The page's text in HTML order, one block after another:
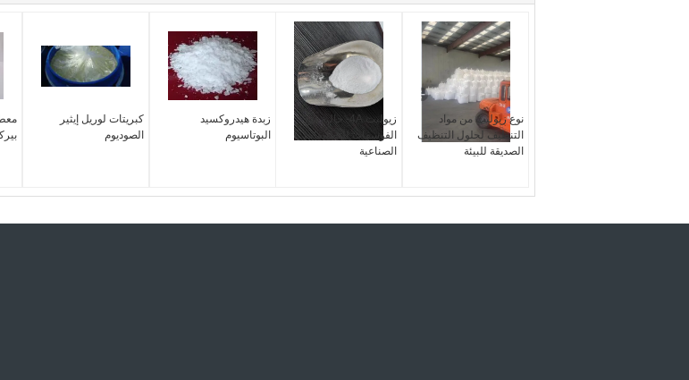
كبريتات لوريل إيثير
الصوديوم
زبدة هيدروكسيد
البوتاسيوم
زيوليت 4A- خالية من
الفوسفات للتطبيقات
الصناعية
نوع زيوليت من مواد
التنظيف لحلول التنظيف
الصديقة للبيئة